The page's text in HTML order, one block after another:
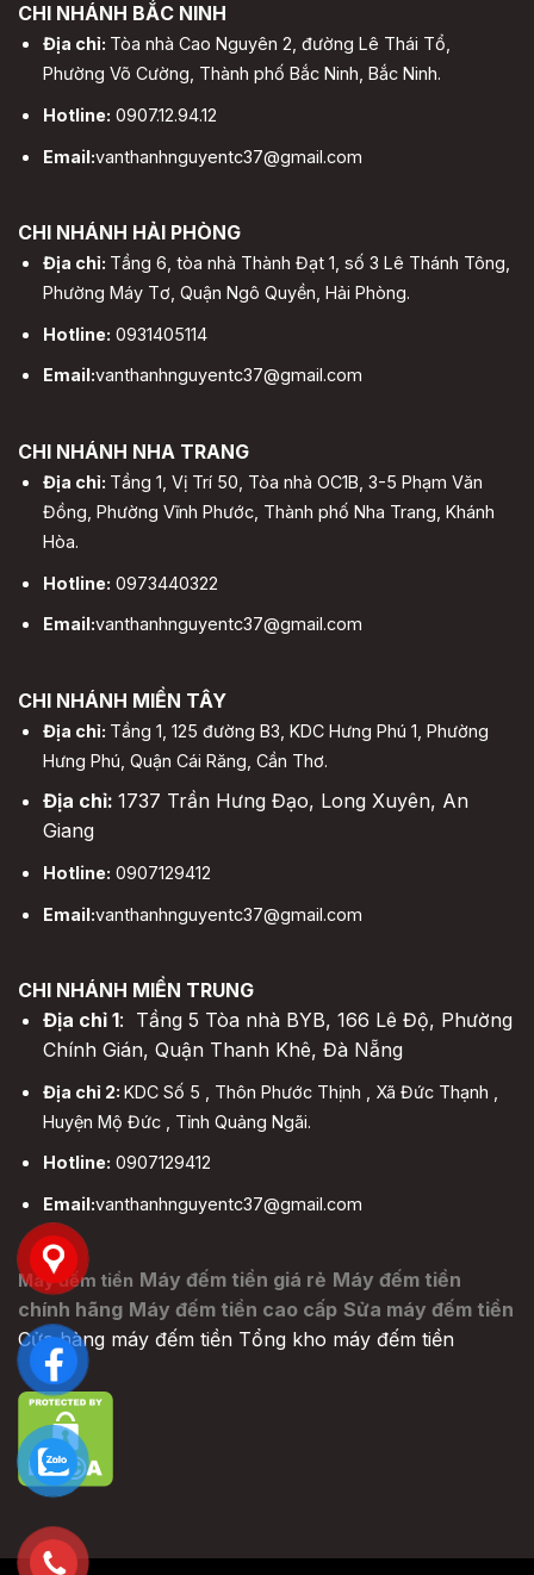
CHI NHÁNH BẮC NINH
Địa chỉ: Tòa nhà Cao Nguyên 2, đường Lê Thái Tổ,
Phường Võ Cường, Thành phố Bắc Ninh, Bắc Ninh.
Hotline: 0907.12.94.12
Email:vanthanhnguyentc37@gmail.com
CHI NHÁNH HẢI PHÒNG
Địa chỉ: Tầng 6, tòa nhà Thành Đạt 1, số 3 Lê Thánh Tông,
Phường Máy Tơ, Quận Ngô Quyền, Hải Phòng.
Hotline: 0931405114
Email:vanthanhnguyentc37@gmail.com
CHI NHÁNH NHA TRANG
Địa chỉ: Tầng 1, Vị Trí 50, Tòa nhà OC1B, 3-5 Phạm Văn
Đồng, Phường Vĩnh Phước, Thành phố Nha Trang, Khánh
Hòa.
Hotline: 0973440322
Email:vanthanhnguyentc37@gmail.com
CHI NHÁNH MIỀN TÂY
Địa chỉ: Tầng 1, 125 đường B3, KDC Hưng Phú 1, Phường
Hưng Phú, Quận Cái Răng, Cần Thơ.
Địa chỉ: 1737 Trần Hưng Đạo, Long Xuyên, An
Giang
Hotline: 0907129412
Email:vanthanhnguyentc37@gmail.com
CHI NHÁNH MIỀN TRUNG
Địa chỉ 1: Tầng 5 Tòa nhà BYB, 166 Lê Độ, Phường
Chính Gián, Quận Thanh Khê, Đà Nẵng
Địa chỉ 2: KDC Số 5 , Thôn Phước Thịnh , Xã Đức Thạnh ,
Huyện Mộ Đức , Tỉnh Quảng Ngãi.
Hotline: 0907129412
Email:vanthanhnguyentc37@gmail.com
Máy đếm tiền Máy đếm tiền giá rẻ Máy đếm tiền
chính hãng Máy đếm tiền cao cấp Sửa máy đếm tiền
Cửa hàng máy đếm tiền Tổng kho máy đếm tiền